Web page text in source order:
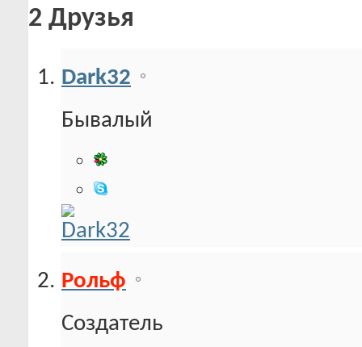
2 Друзья
Dark32
Бывалый
Рольф
Создатель